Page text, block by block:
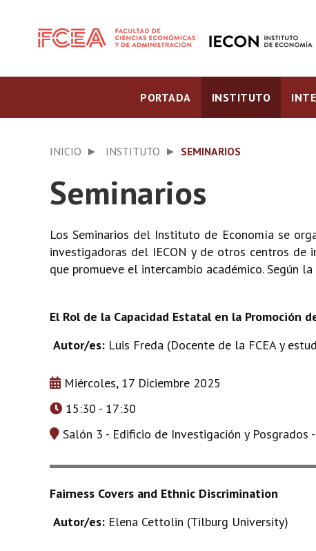
PORTADA INSTITUTO
INICIO INSTITUTO SEMINARIOS
Seminarios
Los Seminarios del Instituto de Economía se
investigadoras del IECON y de otros centros de
que promueve el intercambio académico. Según
El Rol de la Capacidad Estatal en la Promoción
Autor/es: Luis Freda (Docente de la FCEA y
Miércoles, 17 Diciembre 2025
15:30 - 17:30
Salón 3 - Edificio de Investigación y Posgrados
Fairness Covers and Ethnic Discrimination
Autor/es: Elena Cettolin (Tilburg University)